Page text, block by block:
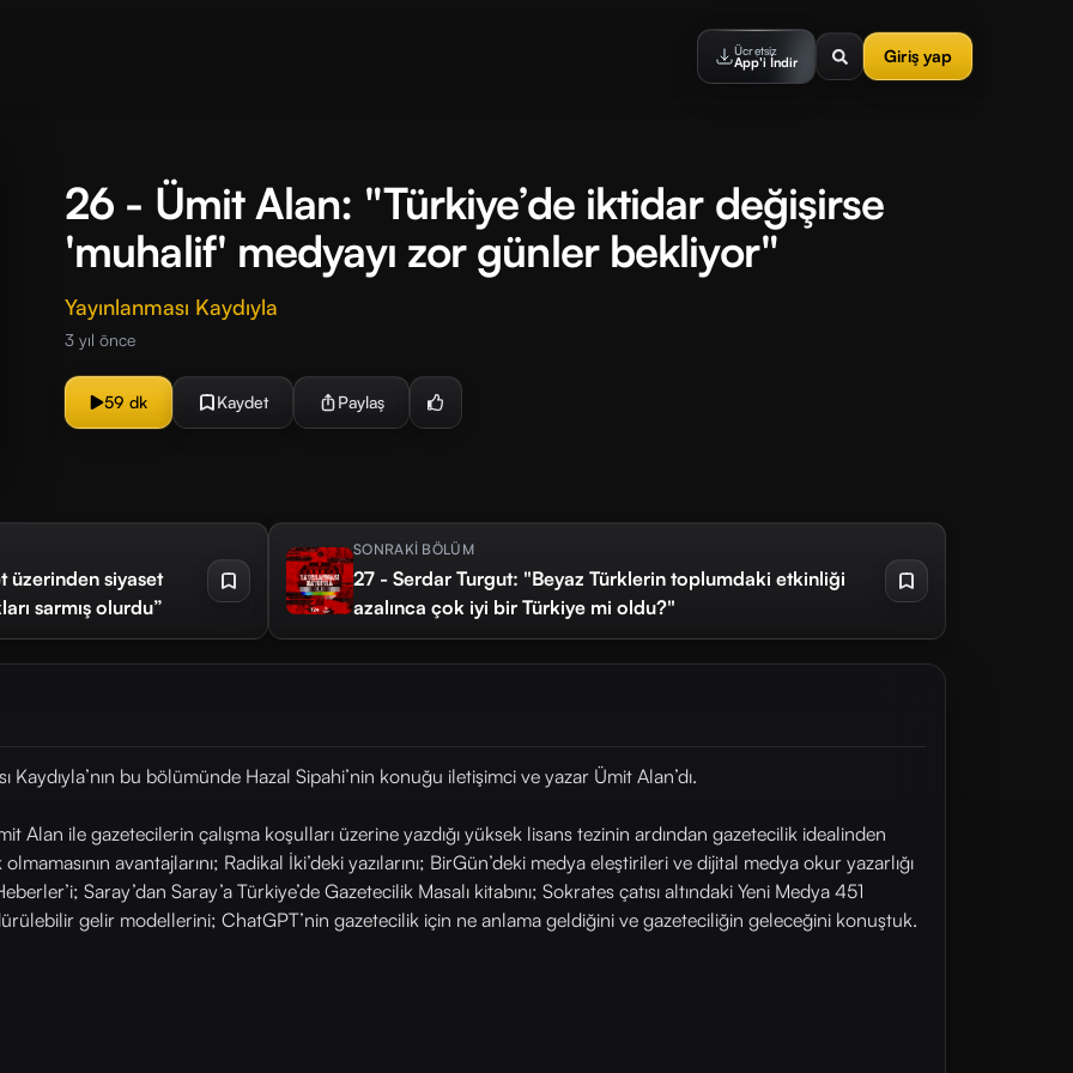
Ücretsiz
App'i İndir Giriş yap
26 - Ümit Alan: "Türkiye’de iktidar değişirse
'muhalif' medyayı zor günler bekliyor"
Yayınlanması Kaydıyla
3 yıl önce
59 dk Kaydet Paylaş
üzerinden siyaset
sarmış olurdu”
SONRAKİ BÖLÜM
27 - Serdar Turgut: "Beyaz Türklerin toplumdaki etkinliği
azalınca çok iyi bir Türkiye mi oldu?"
Kaydıyla’nın bu bölümünde Hazal Sipahi’nin konuğu iletişimci ve yazar Ümit Alan’dı.
Alan ile gazetecilerin çalışma koşulları üzerine yazdığı yüksek lisans tezinin ardından gazetecilik idealinden
avantajlarını; Radikal İki’deki yazılarını; BirGün’deki medya eleştirileri ve dijital medya okur yazarlığı
Saray’dan Saray’a Türkiye’de Gazetecilik Masalı kitabını; Sokrates çatısı altındaki Yeni Medya 451
gelir modellerini; ChatGPT’nin gazetecilik için ne anlama geldiğini ve gazeteciliğin geleceğini konuştuk.